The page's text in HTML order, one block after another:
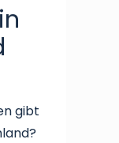
gibt